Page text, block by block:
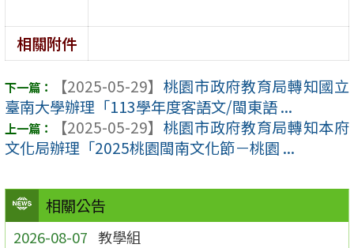
相關公告
2026-08-07 教學組
相關附件
【2025-05-29】 桃園市政府教育局轉知國立
臺南大學辦理「113學年度客語文/閩東語 ...
【2025-05-29】 桃園市政府教育局轉知本府
文化局辦理「2025桃園閩南文化節－桃園 ...